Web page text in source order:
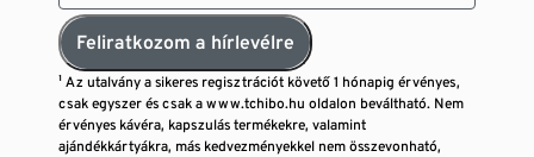
Feliratkozom a hírlevélre
¹ Az utalvány a sikeres regisztrációt követő 1 hónapig érvényes,
csak egyszer és csak a www.tchibo.hu oldalon beváltható. Nem
érvényes kávéra, kapszulás termékekre, valamint
ajándékkártyákra, más kedvezményekkel nem összevonható,